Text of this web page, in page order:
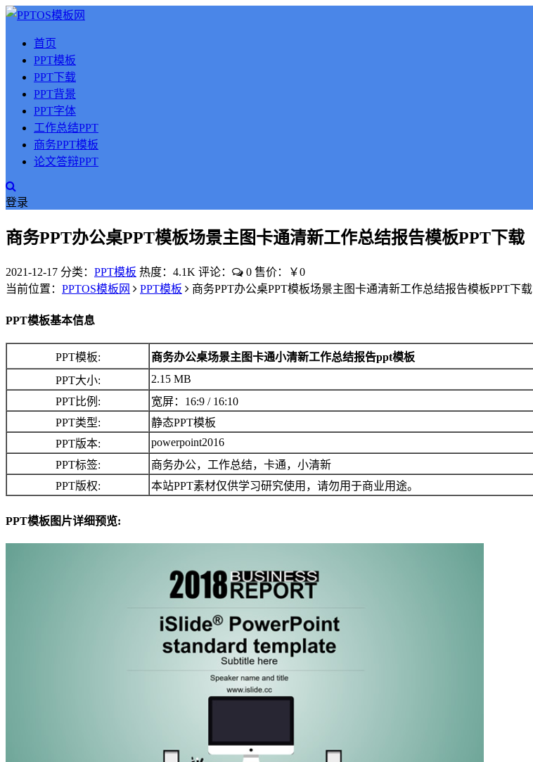
首页
PPT模板
PPT下载
PPT背景
PPT字体
工作总结PPT
商务PPT模板
论文答辩PPT
登录
商务PPT办公桌PPT模板场景主图卡通清新工作总结报告模板PPT下载
2021-12-17 分类： PPT模板 热度：4.1K 评论： 0 售价：￥0
当前位置： PPTOS模板网 PPT模板 商务PPT办公桌PPT模板场景主图卡通清新工作总结报告模板PPT下载
PPT模板基本信息
PPT模板:
商务办公桌场景主图卡通小清新工作总结报告ppt模板
PPT大小:
2.15 MB
PPT比例:
宽屏：16:9 / 16:10
PPT类型:
静态PPT模板
PPT版本:
powerpoint2016
PPT标签:
商务办公，工作总结，卡通，小清新
PPT版权:
本站PPT素材仅供学习研究使用，请勿用于商业用途。
PPT模板图片详细预览: